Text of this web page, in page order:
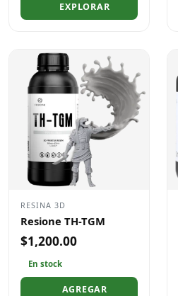
EXPLORAR
RESINA 3D
Resione TH-TGM
$1,200.00
En stock
AGREGAR